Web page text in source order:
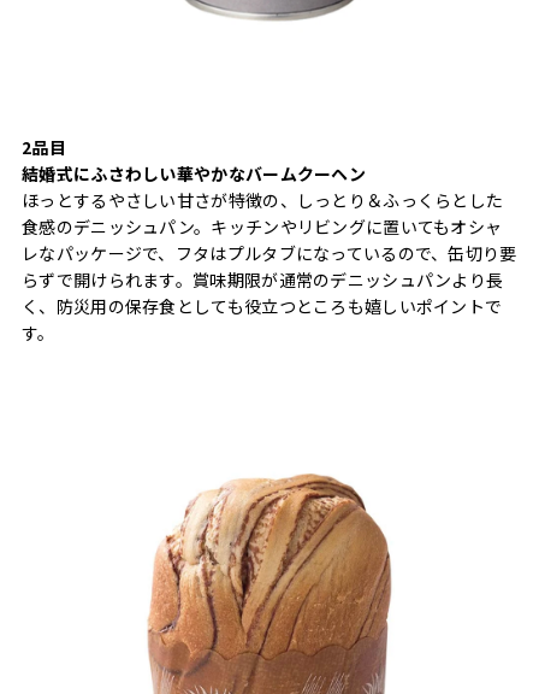
2品目
結婚式にふさわしい華やかなバームクーヘン
ほっとするやさしい甘さが特徴の、しっとり＆ふっくらとした
食感のデニッシュパン。キッチンやリビングに置いてもオシャ
レなパッケージで、フタはプルタブになっているので、缶切り要
らずで開けられます。賞味期限が通常のデニッシュパンより長
く、防災用の保存食としても役立つところも嬉しいポイントで
す。